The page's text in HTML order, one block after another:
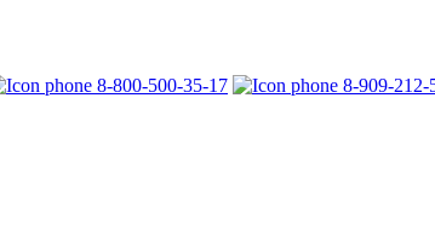
8-800-500-35-17
8-909-212-